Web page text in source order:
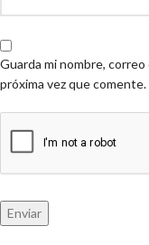
Guarda mi nombre,
próxima vez que comente.